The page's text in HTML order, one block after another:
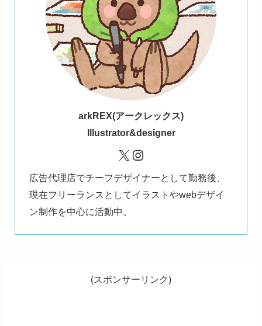
arkREX(アークレックス)
Illustrator&designer
X Instagram
広告代理店でチーフデザイナーとして勤務後、
現在フリーランスとしてイラストやwebデザイ
ン制作を中心に活動中。
(スポンサーリンク)